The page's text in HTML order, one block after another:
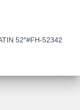
52″#FH-52342